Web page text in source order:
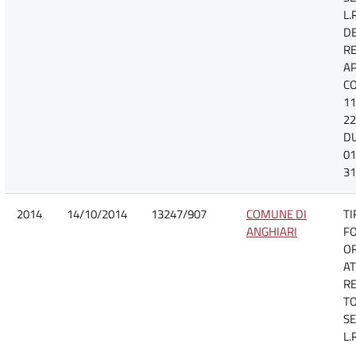
2014 14/10/2014 13247/907
COMUNE DI
ANGHIARI